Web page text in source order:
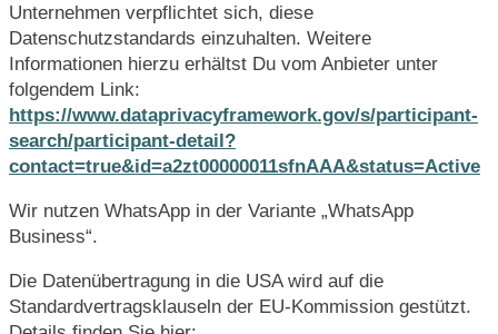
Unternehmen verpflichtet sich, diese
Datenschutzstandards einzuhalten. Weitere
Informationen hierzu erhältst Du vom Anbieter unter
folgendem Link:
https://www.dataprivacyframework.gov/s/participant-
search/participant-detail?
contact=true&id=a2zt00000011sfnAAA&status=Active
Wir nutzen WhatsApp in der Variante „WhatsApp
Business“.
Die Datenübertragung in die USA wird auf die
Standardvertragsklauseln der EU-Kommission gestützt.